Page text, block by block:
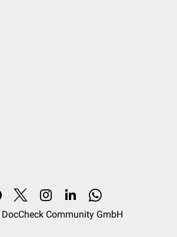
DocCheck Community GmbH